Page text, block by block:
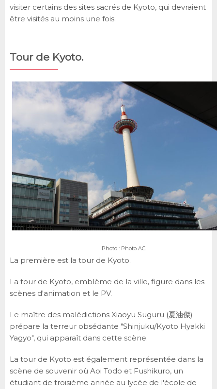
visiter certains des sites sacrés de Kyoto, qui devraient
être visités au moins une fois.
Tour de Kyoto.
Photo : Photo AC.
La première est la tour de Kyoto.
La tour de Kyoto, emblème de la ville, figure dans les
scènes d'animation et le PV.
Le maître des malédictions Xiaoyu Suguru (夏油傑)
prépare la terreur obsédante "Shinjuku/Kyoto Hyakki
Yagyo", qui apparaît dans cette scène.
La tour de Kyoto est également représentée dans la
scène de souvenir où Aoi Todo et Fushikuro, un
étudiant de troisième année au lycée de l'école de